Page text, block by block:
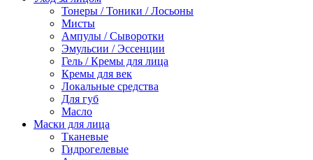
Тонеры / Тоники / Лосьоны
Мисты
Ампулы / Сыворотки
Эмульсии / Эссенции
Гель / Кремы для лица
Кремы для век
Локальные средства
Для губ
Масло
Маски для лица
Тканевые
Гидрогелевые